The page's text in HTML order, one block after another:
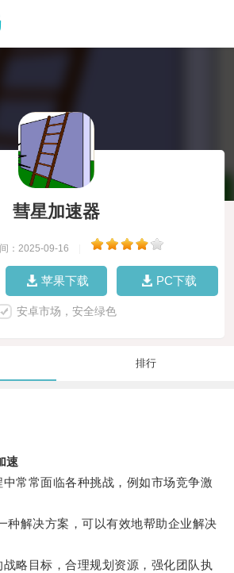
彗星加速器
：2025-09-16
苹果下载 PC下载
安卓市场，安全绿色
排行
速
常面临各种挑战，例如市场竞争激
解决方案，可以有效地帮助企业解决
目标，合理规划资源，强化团队执